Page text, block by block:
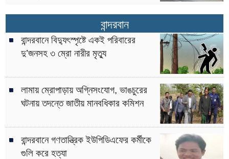
বান্দরবান
বান্দরবানে বিদ্যুৎস্পৃষ্টে একই পরিবারের
দু’জনসহ ৩ ম্রো নারীর মৃত্যু
লামায় ম্রোপাড়ায় অগ্নিসংযোগ, ভাঙচুরের
ঘটনায় তদন্তে জাতীয় মানবধিকার কমিশন
বান্দরবানে গণতান্ত্রিক ইউপিডিএফের কর্মীকে
গুলি করে হত্যা